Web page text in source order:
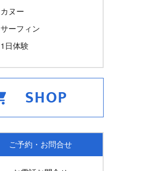
カヌー
サーフィン
1日体験
ご予約・お問合せ